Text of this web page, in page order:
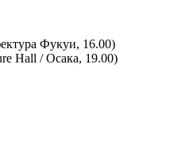
Фукуи, 16.00)
Hall / Осака, 19.00)